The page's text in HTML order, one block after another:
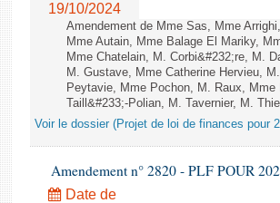
Dossiers législatifs
Budget et sécurité sociale
Questions écrites et orales
Comptes rendus des débats
19/10/2024
Amendement de Mme Sas, Mme
Mme Autain, Mme Balage El Mariky,
Mme Chatelain, M. Corbi&#232;re, M.
M. Gustave, Mme Catherine Hervieu,
Peytavie, Mme Pochon, M. Raux,
Taill&#233;-Polian, M. Tavernier, M.
Voir le dossier (Projet de loi de finances pour
Amendement n° 2820 - PLF POUR
Date de